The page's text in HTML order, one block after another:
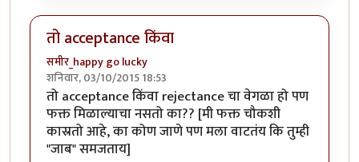
तो acceptance किंवा
समीर_happy go lucky
शनिवार, 03/10/2015 18:53
तो acceptance किंवा rejectance चा वेगळा हो पण
फक्त मिळाल्याचा नसतो का?? [मी फक्त चौकशी
कास्रतो आहे, का कोण जाणे पण मला वाटतंय कि तुम्ही
"जाब" समजताय]